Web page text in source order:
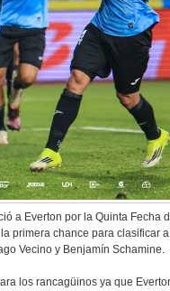
a Everton por la Quinta
primera chance para clasificar
Vecino y Benjamín Schamine.
los rancagüinos ya que